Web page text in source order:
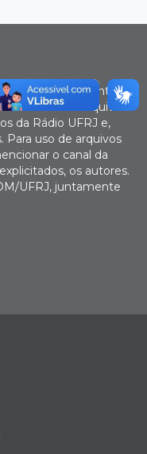
é livre mediante
No caso de arquivos
da Rádio UFRJ e,
Para uso de arquivos
o canal da
os autores.
UFRJ, juntamente